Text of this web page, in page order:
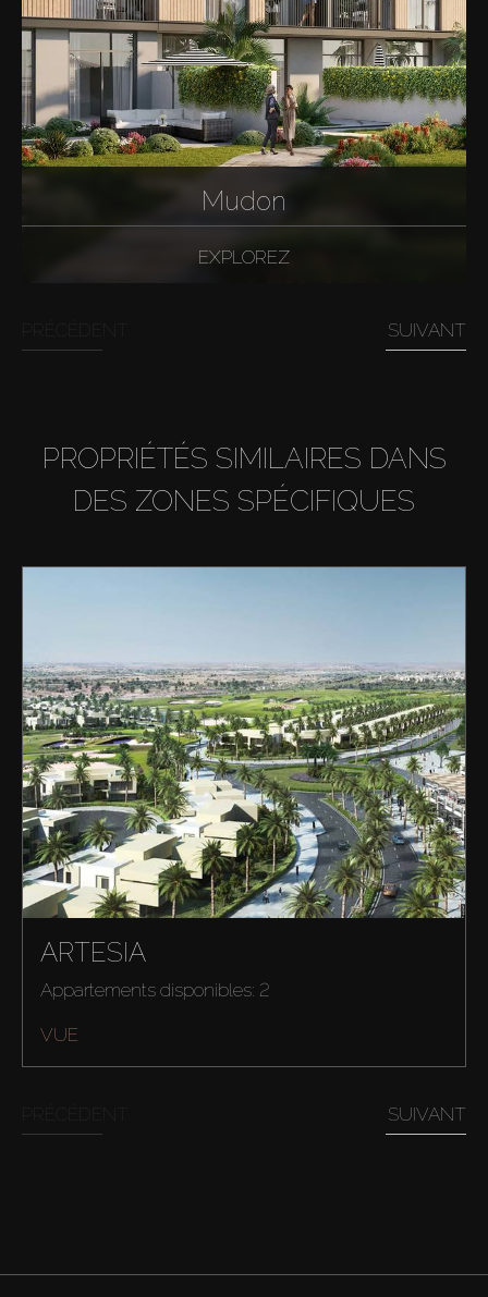
Mudon
EXPLOREZ
SUIVANT
PROPRIÉTÉS SIMILAIRES DANS
DES ZONES SPÉCIFIQUES
ARTESIA
Appartements disponibles: 2
VUE
SUIVANT